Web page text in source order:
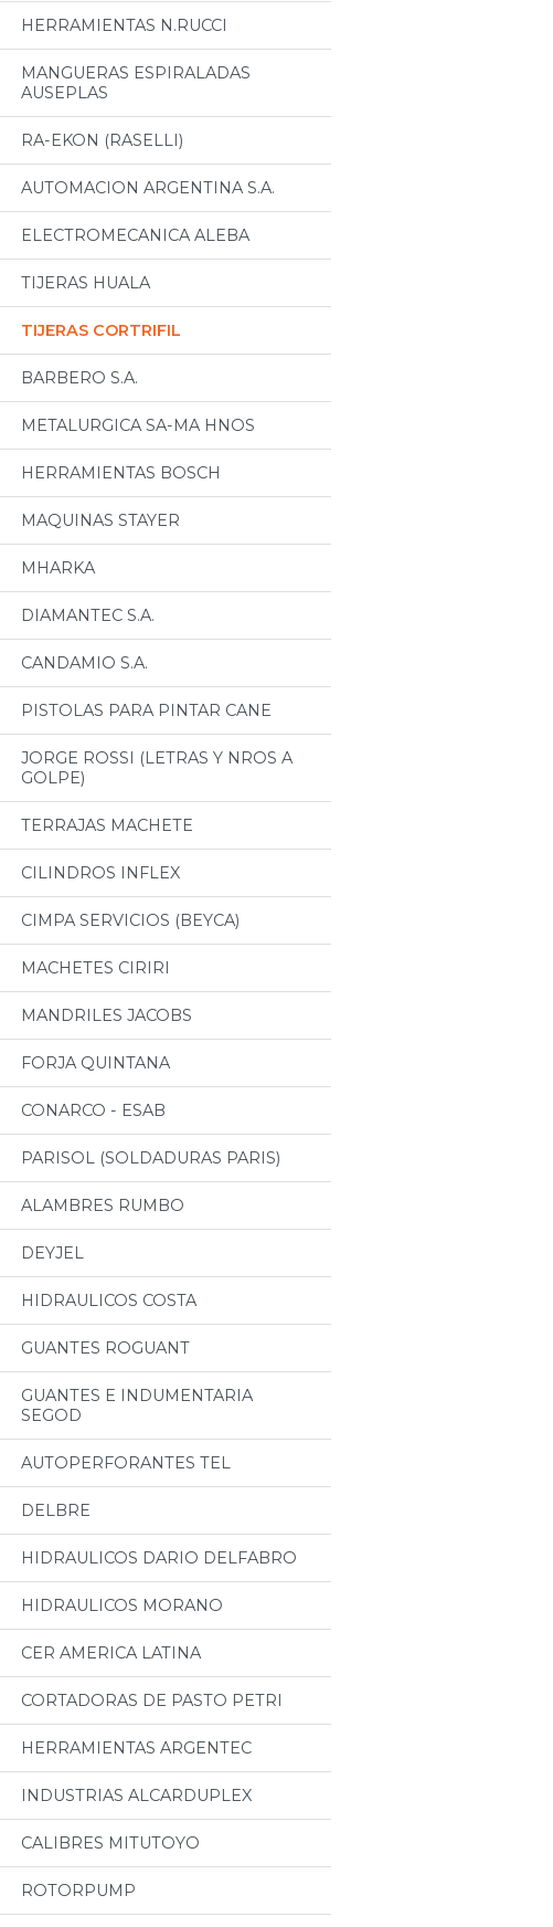
HERRAMIENTAS N.RUCCI
MANGUERAS ESPIRALADAS
AUSEPLAS
RA-EKON (RASELLI)
AUTOMACION ARGENTINA S.A.
ELECTROMECANICA ALEBA
TIJERAS HUALA
TIJERAS CORTRIFIL
BARBERO S.A.
METALURGICA SA-MA HNOS
HERRAMIENTAS BOSCH
MAQUINAS STAYER
MHARKA
DIAMANTEC S.A.
CANDAMIO S.A.
PISTOLAS PARA PINTAR CANE
JORGE ROSSI (LETRAS Y NROS A
GOLPE)
TERRAJAS MACHETE
CILINDROS INFLEX
CIMPA SERVICIOS (BEYCA)
MACHETES CIRIRI
MANDRILES JACOBS
FORJA QUINTANA
CONARCO - ESAB
PARISOL (SOLDADURAS PARIS)
ALAMBRES RUMBO
DEYJEL
HIDRAULICOS COSTA
GUANTES ROGUANT
GUANTES E INDUMENTARIA
SEGOD
AUTOPERFORANTES TEL
DELBRE
HIDRAULICOS DARIO DELFABRO
HIDRAULICOS MORANO
CER AMERICA LATINA
CORTADORAS DE PASTO PETRI
HERRAMIENTAS ARGENTEC
INDUSTRIAS ALCARDUPLEX
CALIBRES MITUTOYO
ROTORPUMP